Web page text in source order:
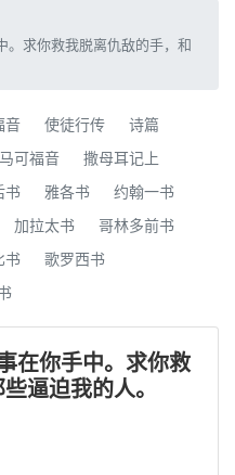
。求你救我脱离仇敌的手，和
音 使徒行传
诗篇
马可福音
撒母耳记上
书 雅各书
约翰一书
加拉太书
哥林多前书
书
歌罗西书
在你手中。求你救
逼迫我的人。